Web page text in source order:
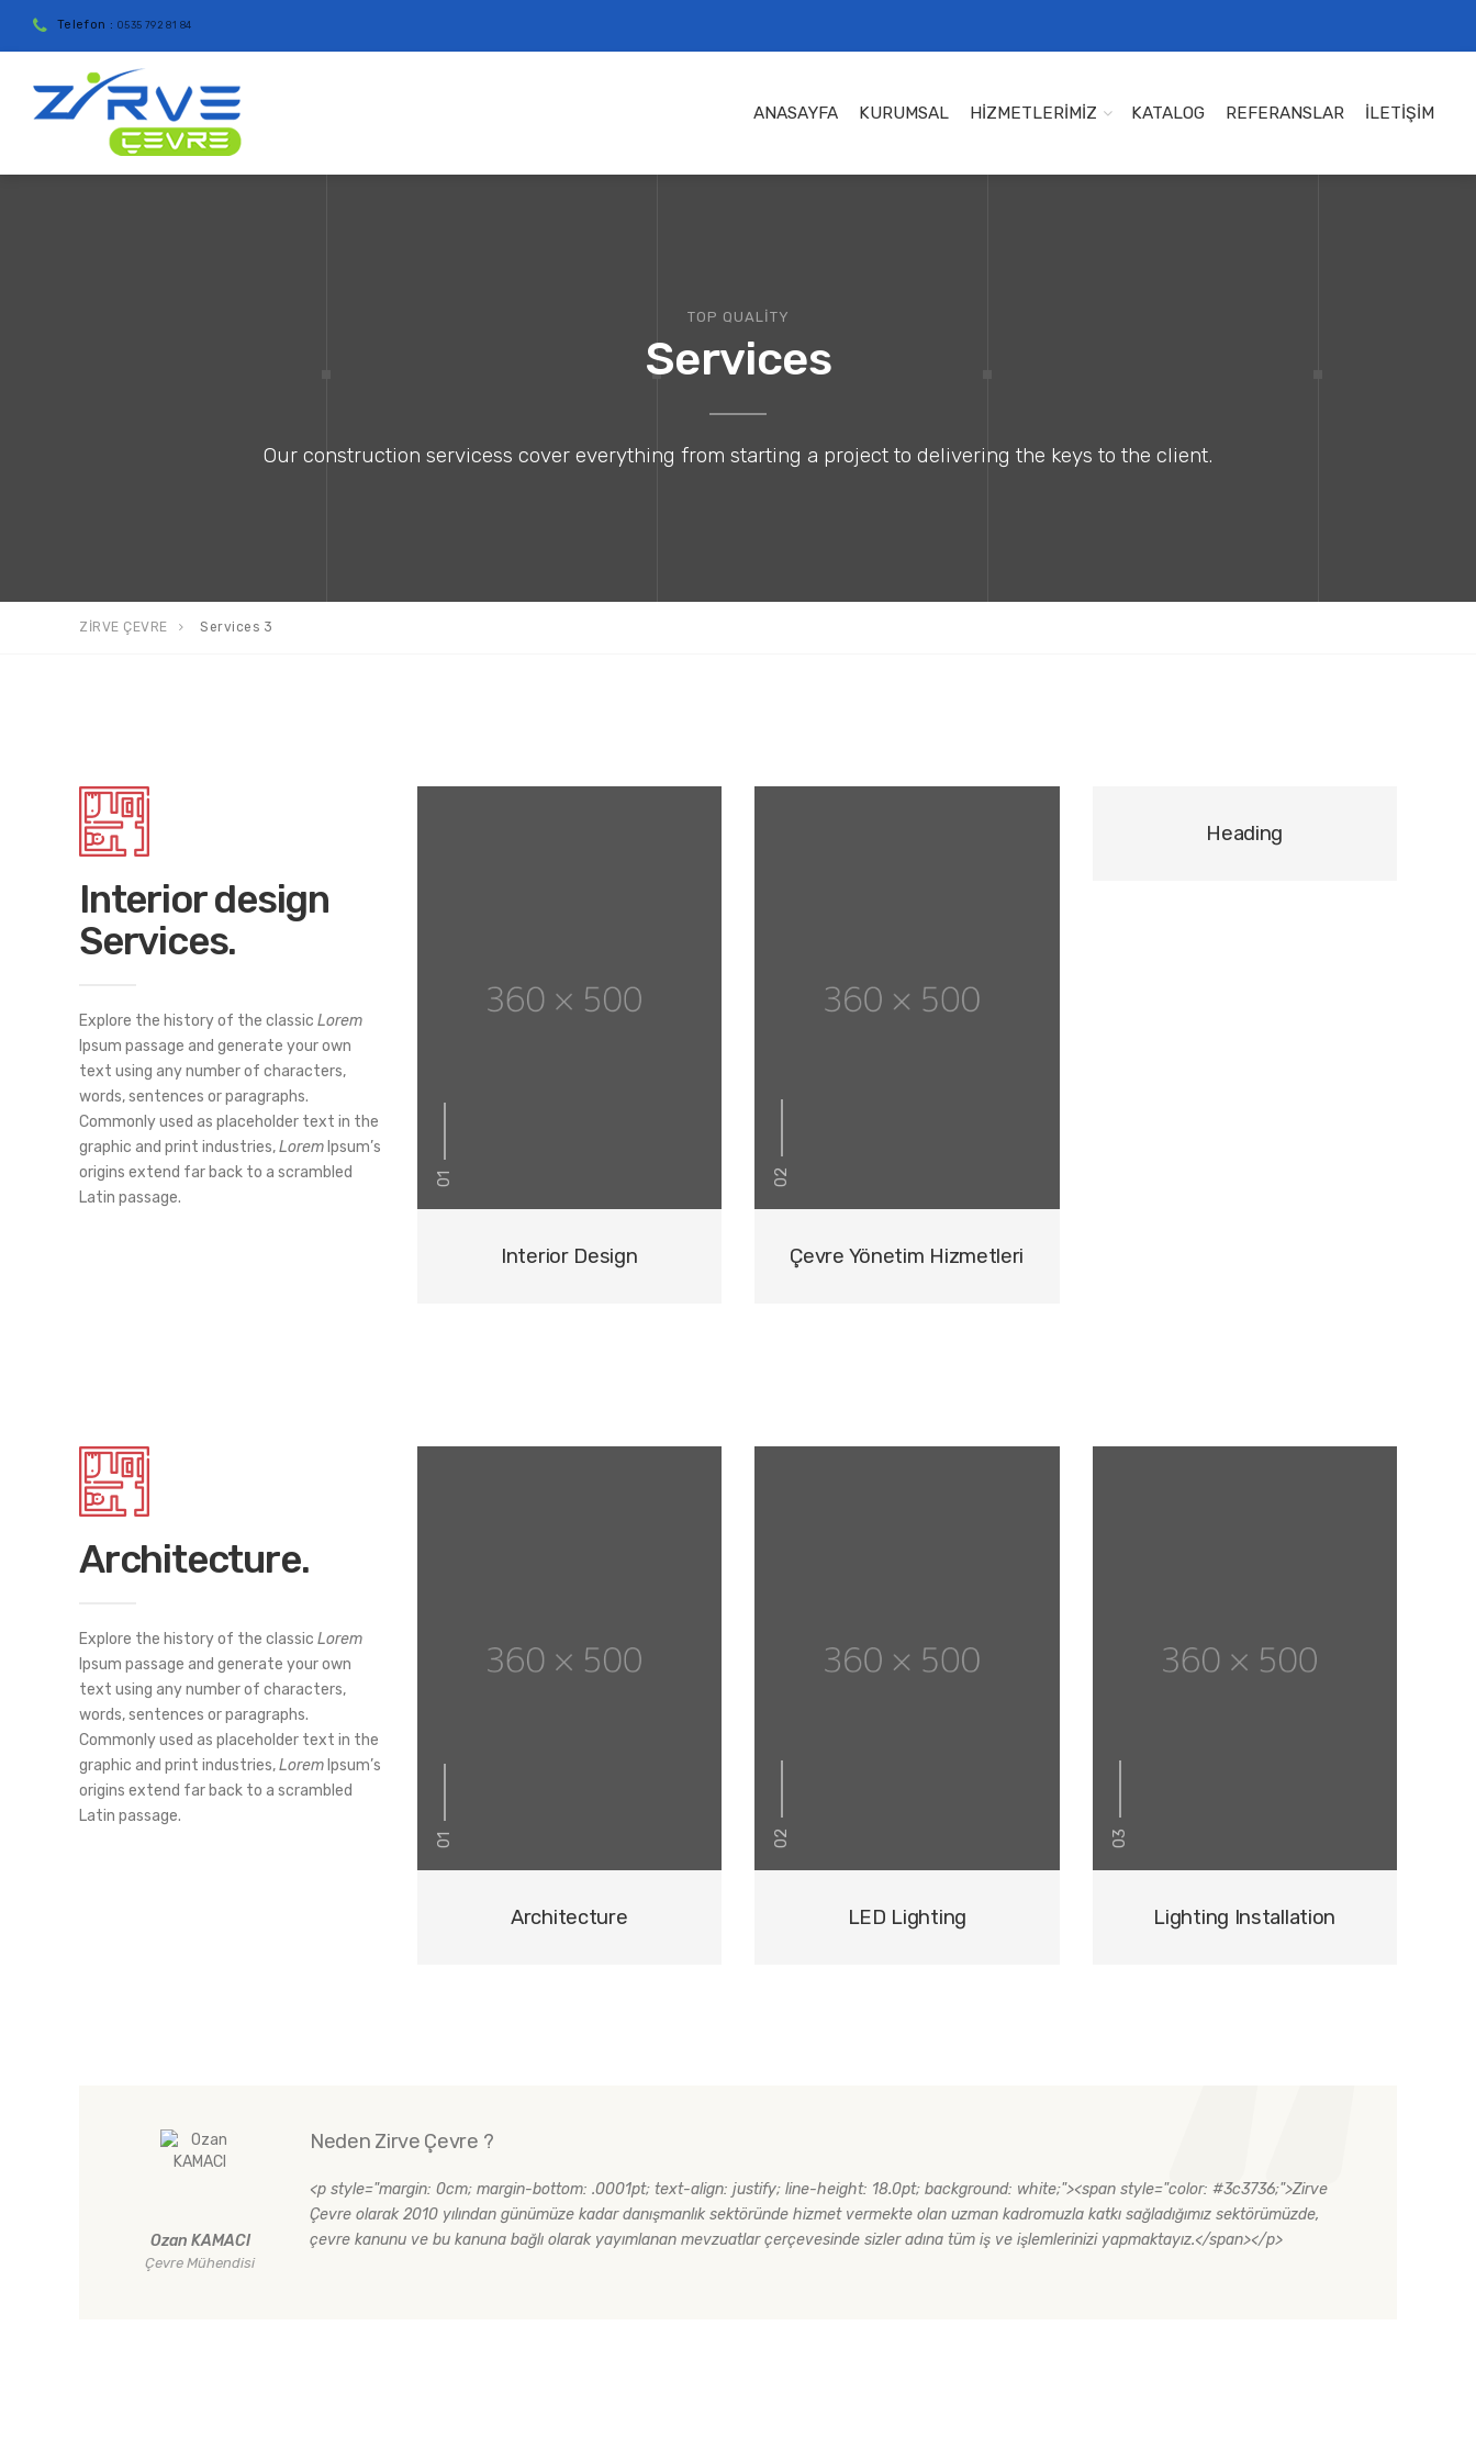
Telefon : 0535 792 81 84
ANASAYFA KURUMSAL HİZMETLERİMİZ KATALOG REFERANSLAR İLETİŞİM
TOP QUALITY
Services
Our construction servicess cover everything from starting a project to delivering the keys to the client.
ZİRVE ÇEVRE Services 3
Interior design
Services.
Explore the history of the classic Lorem
Ipsum passage and generate your own
text using any number of characters,
words, sentences or paragraphs.
Commonly used as placeholder text in the
graphic and print industries,Lorem Ipsum’s
origins extend far back to a scrambled
Latin passage.
01
Interior Design
02
Çevre Yönetim Hizmetleri
Heading
Architecture.
Explore the history of the classic Lorem
Ipsum passage and generate your own
text using any number of characters,
words, sentences or paragraphs.
Commonly used as placeholder text in the
graphic and print industries,LoremIpsum’s
origins extend far back to a scrambled
Latin passage.
01
Architecture
02
LED Lighting
03
Lighting Installation
Ozan KAMACI
Çevre Mühendisi
Neden Zirve Çevre ?
<p style="margin: 0cm; margin-bottom: .0001pt; text-align: justify; line-height: 18.0pt; background: white;"><span style="color: #3c3736;">Zirve
Çevre olarak 2010 yılından günümüze kadar danışmanlık sektöründe hizmet vermekte olan uzman kadromuzla katkı sağladığımız sektörümüzde,
çevre kanunu ve bu kanuna bağlı olarak yayımlanan mevzuatlar çerçevesinde sizler adına tüm iş ve işlemlerinizi yapmaktayız.</span></p>